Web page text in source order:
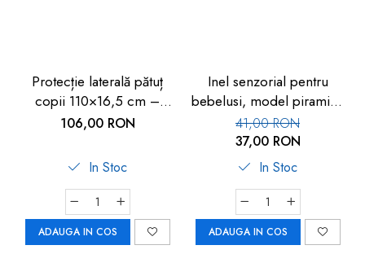
Protecție laterală pătuț
copii 110×16,5 cm –
Protecție sigură pentru
106,00 RON
In Stoc
ADAUGA IN COS
Inel senzorial pentru
bebelusi, model piramida
colorata, cu bile de lemn,
Goki
41,00 RON
37,00 RON
In Stoc
ADAUGA IN COS